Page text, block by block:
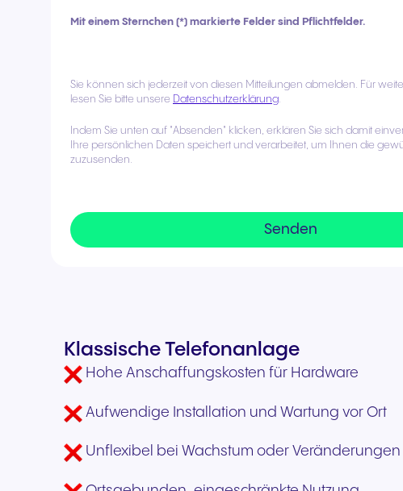
Mit einem Sternchen (*) markierte Felder sind Pflichtfelder.
Sie können sich jederzeit von diesen Mitteilungen abmelden. Für
lesen Sie bitte unsere Datenschutzerklärung.
Indem Sie unten auf "Absenden" klicken, erklären Sie sich damit
Ihre persönlichen Daten speichert und verarbeitet, um Ihnen die
zuzusenden.
Klassische Telefonanlage
Hohe Anschaffungskosten für Hardware
Aufwendige Installation und Wartung vor Ort
Unflexibel bei Wachstum oder Veränderungen